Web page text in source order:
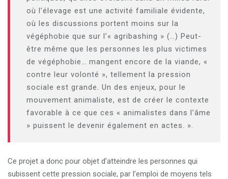
où l’élevage est une activité familiale évidente,
où les discussions portent moins sur la
végéphobie que sur l’« agribashing » (…) Peut-
être même que les personnes les plus victimes
de végéphobie… mangent encore de la viande, «
contre leur volonté », tellement la pression
sociale est grande. Un des enjeux, pour le
mouvement animaliste, est de créer le contexte
favorable à ce que ces « animalistes dans l’âme
» puissent le devenir également en actes. ».
Ce projet a donc pour objet d’atteindre les personnes qui
subissent cette pression sociale, par l’emploi de moyens tels